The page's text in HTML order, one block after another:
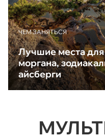
ЧЕМ ЗАНЯТЬСЯ
Лучшие места
моргана,
айсберги